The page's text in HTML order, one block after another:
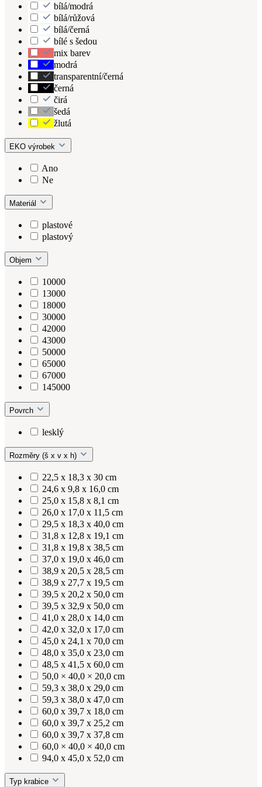
bílá/modrá
bílá/růžová
bílá/černá
bílé s šedou
mix barev
modrá
transparentní/černá
černá
čirá
šedá
žlutá
EKO výrobek
Ano
Ne
Materiál
plastové
plastový
Objem
10000
13000
18000
30000
42000
43000
50000
65000
67000
145000
Povrch
lesklý
Rozměry (š x v x h)
22,5 x 18,3 x 30 cm
24,6 x 9,8 x 16,0 cm
25,0 x 15,8 x 8,1 cm
26,0 x 17,0 x 11,5 cm
29,5 x 18,3 x 40,0 cm
31,8 x 12,8 x 19,1 cm
31,8 x 19,8 x 38,5 cm
37,0 x 19,0 x 46,0 cm
38,9 x 20,5 x 28,5 cm
38,9 x 27,7 x 19,5 cm
39,5 x 20,2 x 50,0 cm
39,5 x 32,9 x 50,0 cm
41,0 x 28,0 x 14,0 cm
42,0 x 32,0 x 17,0 cm
45,0 x 24,1 x 70,0 cm
48,0 x 35,0 x 23,0 cm
48,5 x 41,5 x 60,0 cm
50,0 × 40,0 × 20,0 cm
59,3 x 38,0 x 29,0 cm
59,3 x 38,0 x 47,0 cm
60,0 x 39,7 x 18,0 cm
60,0 x 39,7 x 25,2 cm
60,0 x 39,7 x 37,8 cm
60,0 × 40,0 × 40,0 cm
94,0 x 45,0 x 52,0 cm
Typ krabice